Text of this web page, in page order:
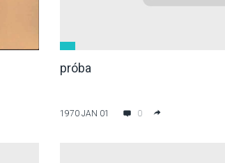
próba
1970 JAN 01 0